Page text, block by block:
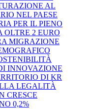
AL
NEL PAESE
PER IL PIENO
OLTRE 2 EURO
MIGRAZIONE
INNOVAZIONE
DI KR
LEGALITÀ
CRESCE
0,2%